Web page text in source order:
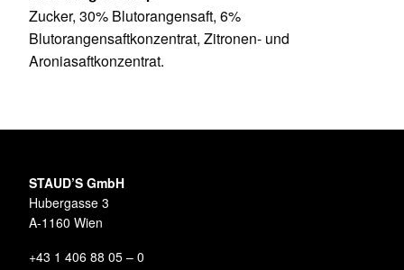
Zucker, 30% Blutorangensaft, 6%
Blutorangensaftkonzentrat, Zitronen- und
Aroniasaftkonzentrat.
STAUD’S GmbH
Hubergasse 3
A-1160 Wien
+43 1 406 88 05 – 0